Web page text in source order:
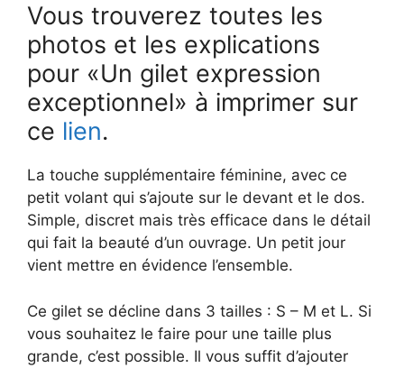
Vous trouverez toutes les
photos et les explications
pour «Un gilet expression
exceptionnel» à imprimer sur
ce lien.
La touche supplémentaire féminine, avec ce
petit volant qui s’ajoute sur le devant et le dos.
Simple, discret mais très efficace dans le détail
qui fait la beauté d’un ouvrage. Un petit jour
vient mettre en évidence l’ensemble.
Ce gilet se décline dans 3 tailles : S – M et L. Si
vous souhaitez le faire pour une taille plus
grande, c’est possible. Il vous suffit d’ajouter